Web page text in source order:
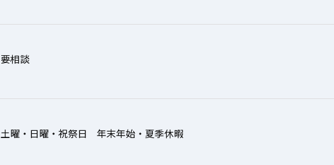
要相談
土曜・日曜・祝祭日 年末年始・夏季休暇